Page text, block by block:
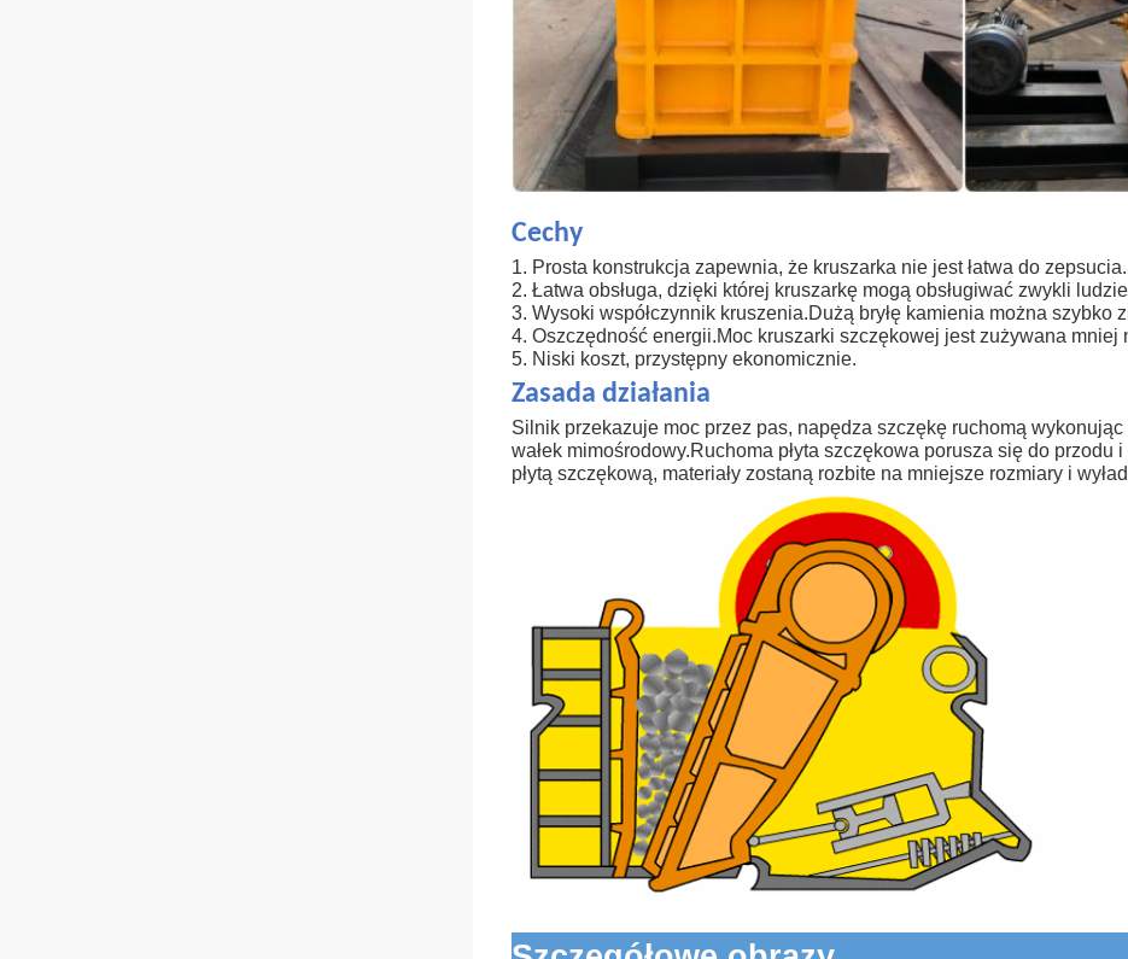
Cechy
1. Prosta konstrukcja zapewnia, że ​​kruszarka nie jest łatwa do zepsucia.
2. Łatwa obsługa, dzięki której kruszarkę mogą obsługiwać zwykli
3. Wysoki współczynnik kruszenia.Dużą bryłę kamienia można szybko
4. Oszczędność energii.Moc kruszarki szczękowej jest zużywana
5. Niski koszt, przystępny ekonomicznie.
Zasada działania
Silnik przekazuje moc przez pas, napędza szczękę ruchomą wykonując
wałek mimośrodowy.Ruchoma płyta szczękowa porusza się do przodu i
płytą szczękową, materiały zostaną rozbite na mniejsze rozmiary i